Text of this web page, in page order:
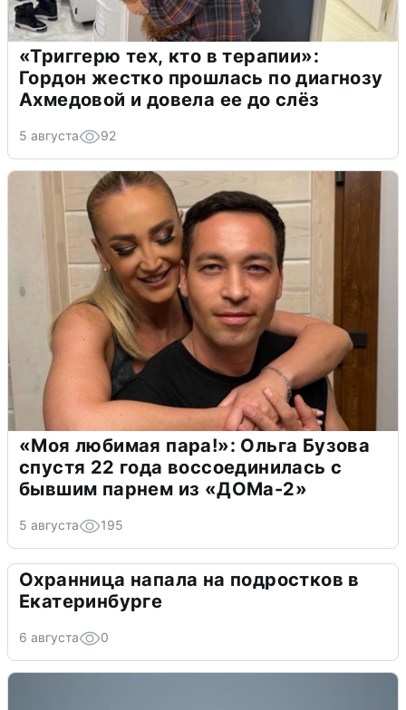
«Триггерю тех, кто в терапии»:
Гордон жестко прошлась по диагнозу
Ахмедовой и довела ее до слёз
5 августа 92
«Моя любимая пара!»: Ольга Бузова
спустя 22 года воссоединилась с
бывшим парнем из «ДОМа-2»
5 августа 195
Охранница напала на подростков в
Екатеринбурге
6 августа 0